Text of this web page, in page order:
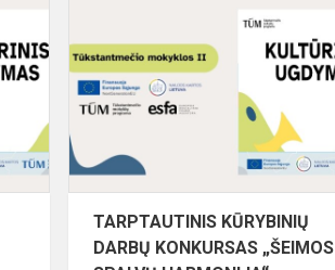
TARPTAUTINIS KŪRYBINIŲ
DARBŲ KONKURSAS „ŠEIMOS